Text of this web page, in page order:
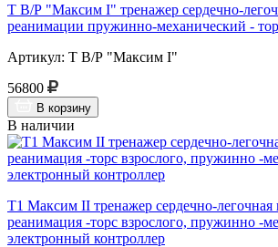
Т В/Р "Максим I" тренажер сердечно-
реанимации пружинно-механический -
Артикул: Т В/Р "Максим I"
56800
В корзину
В наличии
Т1 Максим II тренажер сердечно-легочная
реанимация -торс взрослого, пружинно -
электронный контроллер